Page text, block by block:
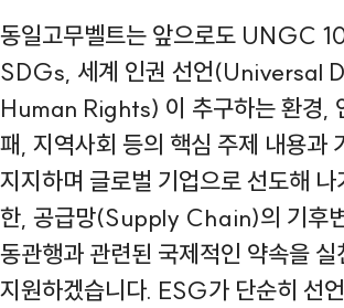
동일고무벨트는 앞으로도 UNGC
SDGs, 세계 인권 선언(Universal
Human Rights) 이 추구하는 환경,
패, 지역사회 등의 핵심 주제 내용과
지지하며 글로벌 기업으로 선도해
한, 공급망(Supply Chain)의 기후
동관행과 관련된 국제적인 약속을
지원하겠습니다. ESG가 단순히 선